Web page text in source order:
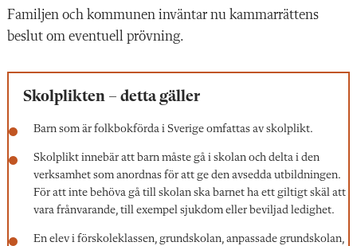
Familjen och kommunen inväntar nu kammarrättens
beslut om eventuell prövning.
Skolplikten – detta gäller
Barn som är folkbokförda i Sverige omfattas av skolplikt.
Skolplikt innebär att barn måste gå i skolan och delta i den
verksamhet som anordnas för att ge den avsedda utbildningen.
För att inte behöva gå till skolan ska barnet ha ett giltigt skäl att
vara frånvarande, till exempel sjukdom eller beviljad ledighet.
En elev i förskoleklassen, grundskolan, anpassade grundskolan,